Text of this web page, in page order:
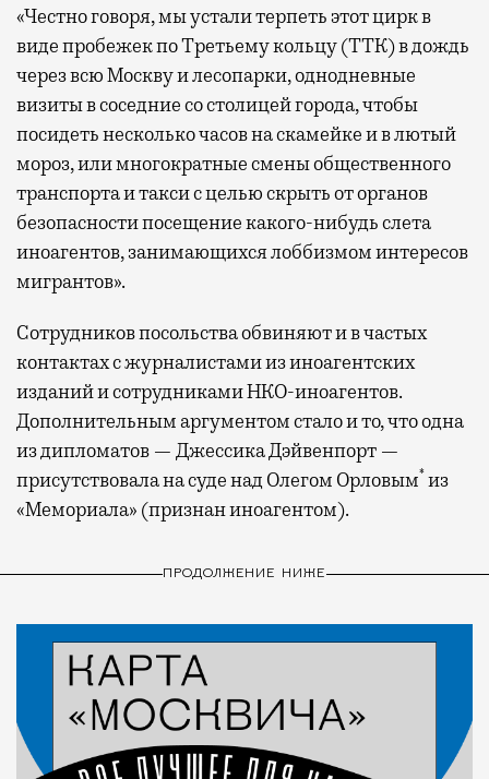
«Честно говоря, мы устали терпеть этот цирк в
виде пробежек по Третьему кольцу (ТТК) в дождь
через всю Москву и лесопарки, однодневные
визиты в соседние со столицей города, чтобы
посидеть несколько часов на скамейке и в лютый
мороз, или многократные смены общественного
транспорта и такси с целью скрыть от органов
безопасности посещение какого-нибудь слета
иноагентов, занимающихся лоббизмом интересов
мигрантов».
Сотрудников посольства обвиняют и в частых
контактах с журналистами из иноагентских
изданий и сотрудниками НКО-иноагентов.
Дополнительным аргументом стало и то, что одна
из дипломатов — Джессика Дэйвенпорт —
присутствовала на суде над Олегом Орловым*из
«Мемориала» (признан иноагентом).
ПРОДОЛЖЕНИЕ НИЖЕ